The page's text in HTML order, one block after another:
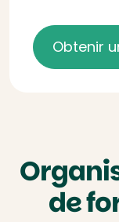
Obtenir
de